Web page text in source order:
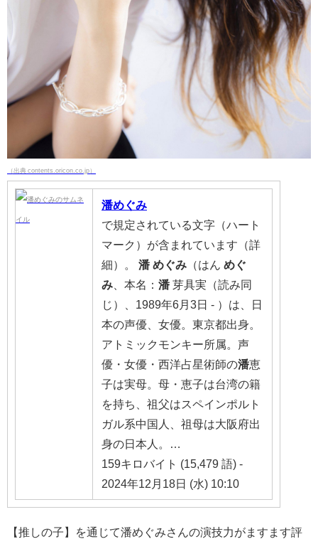
（出典 contents.oricon.co.jp）
潘めぐみ
で規定されている文字（ハート
マーク）が含まれています（詳
細）。 潘 めぐみ （はん めぐ
み 、本名： 潘 芽具実（読み同
じ）、1989年6月3日 - ）は、日
本の声優、女優。東京都出身。
アトミックモンキー所属。声
優・女優・西洋占星術師の潘恵
子は実母。母・恵子は台湾の籍
を持ち、祖父はスペインポルト
ガル系中国人、祖母は大阪府出
身の日本人。…
159キロバイト (15,479 語) -
2024年12月18日 (水) 10:10
【推しの子】を通じて潘めぐみさんの演技力がますます評